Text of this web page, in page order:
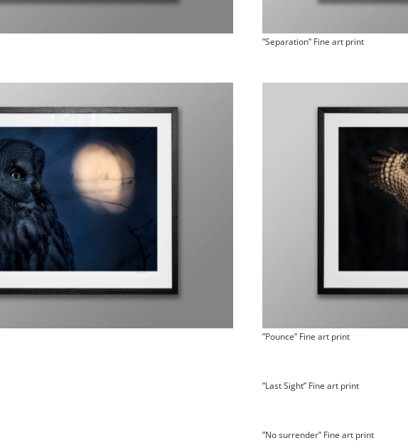
”Separation” Fine art print
”Pounce” Fine art print
”Last Sight” Fine art print
”No surrender” Fine art print